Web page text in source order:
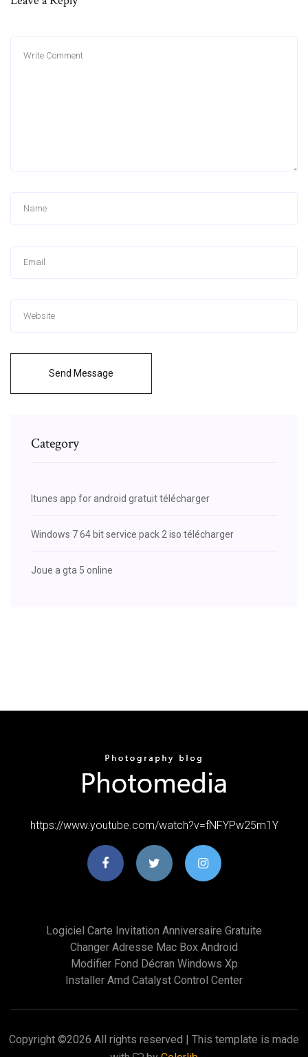
Send Message
Category
Itunes app for android gratuit télécharger
Windows 7 64 bit service pack 2 iso télécharger
Joue a gta 5 online
https://www.youtube.com/watch?v=fNFYPw25m1Y
Logiciel Carte Invitation Anniversaire Gratuite
Changer Adresse Mac Box Android
Modifier Fond Décran Windows Xp
Installer Amd Catalyst Control Center
Copyright ©2026 All rights reserved | This template is made